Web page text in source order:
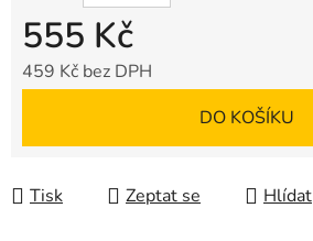
555 Kč
459 Kč bez DPH
DO KOŠÍKU
Tisk Zeptat se Hlídat